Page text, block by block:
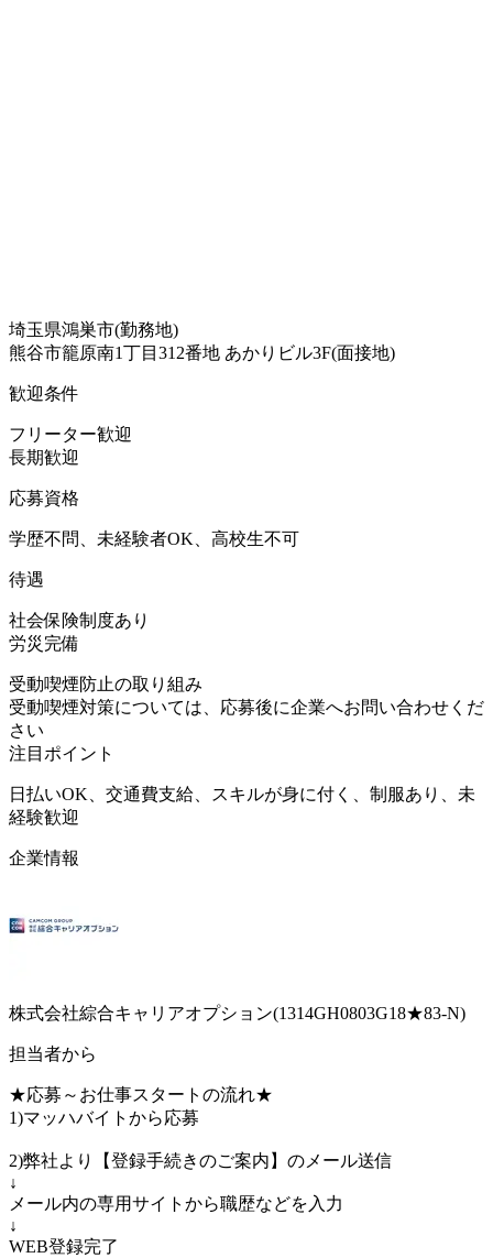
埼玉県鴻巣市(勤務地)
熊谷市籠原南1丁目312番地 あかりビル3F(面接地)
歓迎条件
フリーター歓迎
長期歓迎
応募資格
学歴不問、未経験者OK、高校生不可
待遇
社会保険制度あり
労災完備
受動喫煙防止の取り組み
受動喫煙対策については、応募後に企業へお問い合わせくだ
さい
注目ポイント
日払いOK、交通費支給、スキルが身に付く、制服あり、未
経験歓迎
企業情報
株式会社綜合キャリアオプション(1314GH0803G18★83-N)
担当者から
★応募～お仕事スタートの流れ★
1)マッハバイトから応募
2)弊社より【登録手続きのご案内】のメール送信
↓
メール内の専用サイトから職歴などを入力
↓
WEB登録完了